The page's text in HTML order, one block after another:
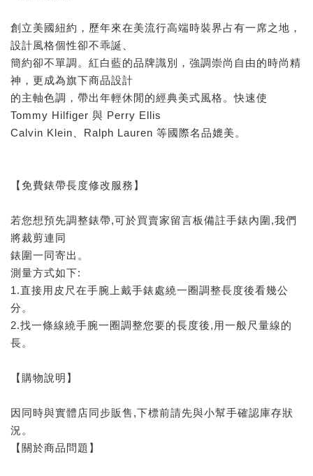
創立美國紐約，歷年來在美流行高端時裝界占有一席之地，
設計風格個性卻不乖誕、
簡約卻不單調。紅白藍的品牌識別，強調崇尚自由的時尚精
神，更成為旗下商品設計
的主軸色調，帶出年輕休閒的經典美式風格。快速使
Tommy Hilfiger 與 Perry Ellis
Calvin Klein、Ralph Lauren 等國際名品媲美。
【免費錶帶長度修改服務】
若您想預先調整錶帶,可於買賣家留言板備註手錶內圍,我們
將裁剪連同
錶圍一同寄出。
測量方式如下:
1.直接用皮尺在手腕上戴手錶處繞一圈調整長度後看幾公
分。
2.找一條線繞手腕一圈調整您要的長度後,用一般尺量線的
長。
【購物說明】
因同時與實體店同步販售,下標前請先與小幫手確認庫存狀
況。
【關於商品問題】